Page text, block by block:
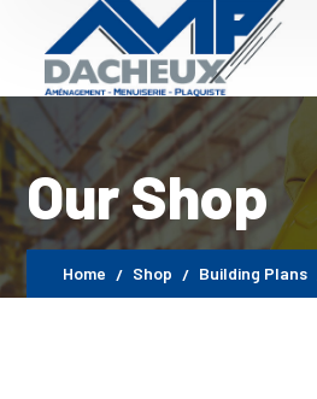
Our Shop
Home Shop Building Plans